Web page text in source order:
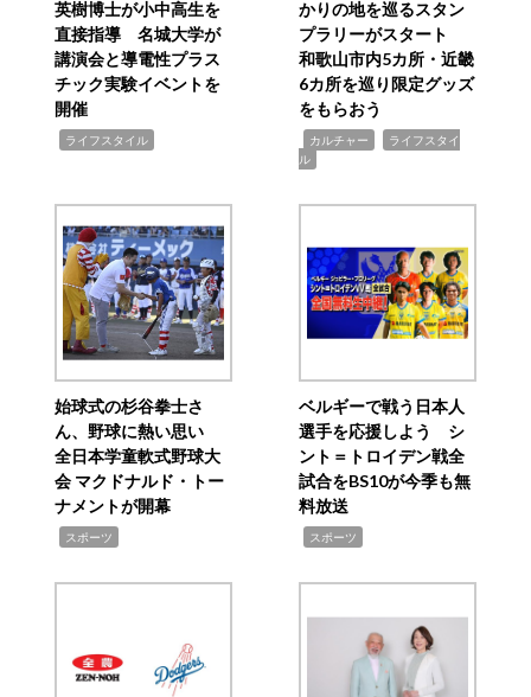
英樹博士が小中高生を
直接指導 名城大学が
講演会と導電性プラス
チック実験イベントを
開催
ライフスタイル
かりの地を巡るスタン
プラリーがスタート
和歌山市内5カ所・近畿
6カ所を巡り限定グッズ
をもらおう
カルチャー
ライフスタイ
ル
始球式の杉谷拳士さ
ん、野球に熱い思い
全日本学童軟式野球大
会 マクドナルド・トー
ナメントが開幕
スポーツ
ベルギーで戦う日本人
選手を応援しよう シ
ント＝トロイデン戦全
試合をBS10が今季も無
料放送
スポーツ